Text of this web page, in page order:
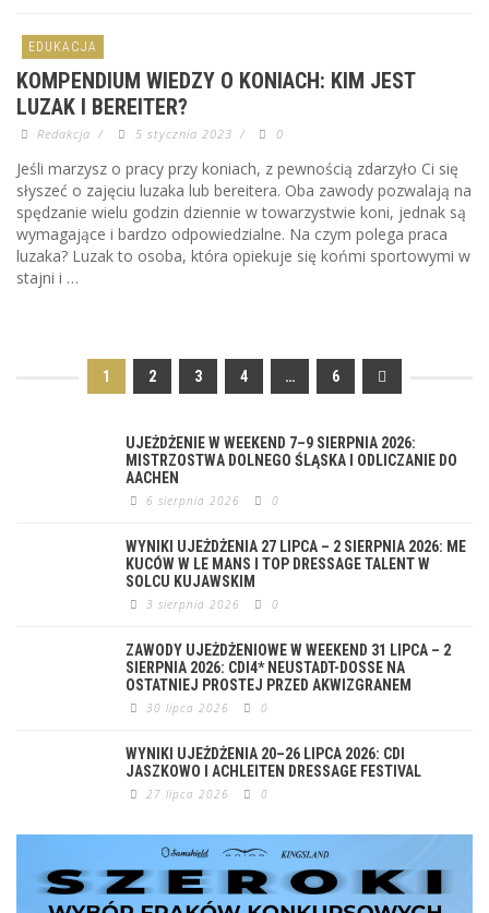
EDUKACJA
KOMPENDIUM WIEDZY O KONIACH: KIM JEST
LUZAK I BEREITER?
Redakcja / 5 stycznia 2023 / 0
Jeśli marzysz o pracy przy koniach, z pewnością zdarzyło Ci się
słyszeć o zajęciu luzaka lub bereitera. Oba zawody pozwalają na
spędzanie wielu godzin dziennie w towarzystwie koni, jednak są
wymagające i bardzo odpowiedzialne. Na czym polega praca
luzaka? Luzak to osoba, która opiekuje się końmi sportowymi w
stajni i …
1 2 3 4 … 6
UJEŻDŻENIE W WEEKEND 7–9 SIERPNIA 2026:
MISTRZOSTWA DOLNEGO ŚLĄSKA I ODLICZANIE DO
AACHEN
6 sierpnia 2026 0
WYNIKI UJEŻDŻENIA 27 LIPCA – 2 SIERPNIA 2026: ME
KUCÓW W LE MANS I TOP DRESSAGE TALENT W
SOLCU KUJAWSKIM
3 sierpnia 2026 0
ZAWODY UJEŻDŻENIOWE W WEEKEND 31 LIPCA – 2
SIERPNIA 2026: CDI4* NEUSTADT-DOSSE NA
OSTATNIEJ PROSTEJ PRZED AKWIZGRANEM
30 lipca 2026 0
WYNIKI UJEŻDŻENIA 20–26 LIPCA 2026: CDI
JASZKOWO I ACHLEITEN DRESSAGE FESTIVAL
27 lipca 2026 0